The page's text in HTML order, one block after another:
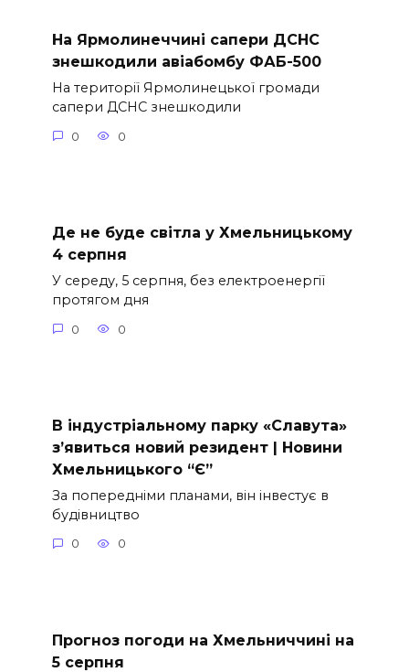
На Ярмолинеччині сапери ДСНС
знешкодили авіабомбу ФАБ-500
На території Ярмолинецької громади
сапери ДСНС знешкодили
0 0
Де не буде світла у Хмельницькому
4 серпня
У середу, 5 серпня, без електроенергії
протягом дня
0 0
В індустріальному парку «Славута»
з’явиться новий резидент | Новини
Хмельницького “Є”
За попередніми планами, він інвестує в
будівництво
0 0
Прогноз погоди на Хмельниччині на
5 серпня